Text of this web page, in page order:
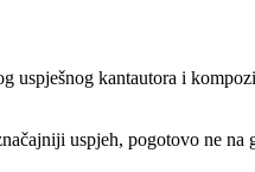
uspješnog kantautora i
uspjeh, pogotovo ne na